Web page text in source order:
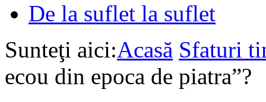
De la suflet la suflet
Sunteţi aici:Acasă Sfaturi
ecou din epoca de piatra”?